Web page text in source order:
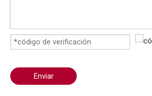
Enviar